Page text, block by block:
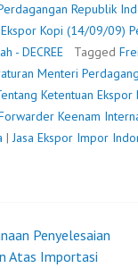
Republik
Kopi (14/09/09)
- DECREE
Tagged
Menteri
Ketentuan
Keenam
|Jasa Ekspor Impor
Penyelesaian
Atas Importasi